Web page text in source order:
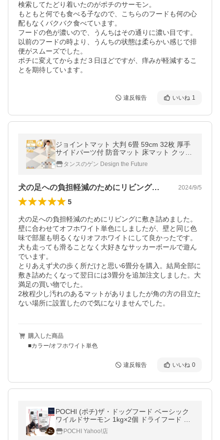
検索してたどり着いたのがポチのサーモン。
もともと何でも食べる子なので、こちらのフードも何の心
配もなくバクバク食べています。
フードの色が濃いので、うんちはその通りに濃い目です。
以前のフードの時より、うんちの状態は柔らかい感じで排
便がスムーズでした。
ポチに変えてからまだ３日ほどですが、痒みが軽減するこ
とを期待しています。
違反報告 いいね 1
ジョイントマット 大判 6畳 59cm 32枚 厚手
サイドパーツ付 防音マット 床マット クッシ
ョンマット プレイマット パズルマット ベビ
ー 防音 騒音
タンスのゲン Design the Future
犬の足への負担軽減のためにリビングに敷… 2024/9/5
5
犬の足への負担軽減のためにリビングに敷き詰めました。
壁に合わせてオフホワイト単色にしましたが、壁と同じ色
味で部屋も明るくなりオフホワイトにして良かったです。
犬も走っても滑ることなく大好きなサッカーボールで遊ん
でいます。
とりあえず犬の歩く所だけと思い6畳分を購入。結局全部に
敷き詰めたくなって翌日には3畳分を追加注文しました。大
満足の買い物でした。
2枚程少し汚れのあるマットがありましたが角の方の目立た
ない場所に設置したので気になりませんでした。
購入した商品
■カラー/オフホワイト単色
違反報告 いいね 0
POCHI (ポチ)ザ・ドッグフード ベーシック
ワイルドサーモン 1kg×2個 ドライフード 総
合栄養食
POCHI Yahoo!店